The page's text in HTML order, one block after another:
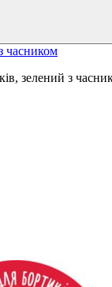
часником
зелений з